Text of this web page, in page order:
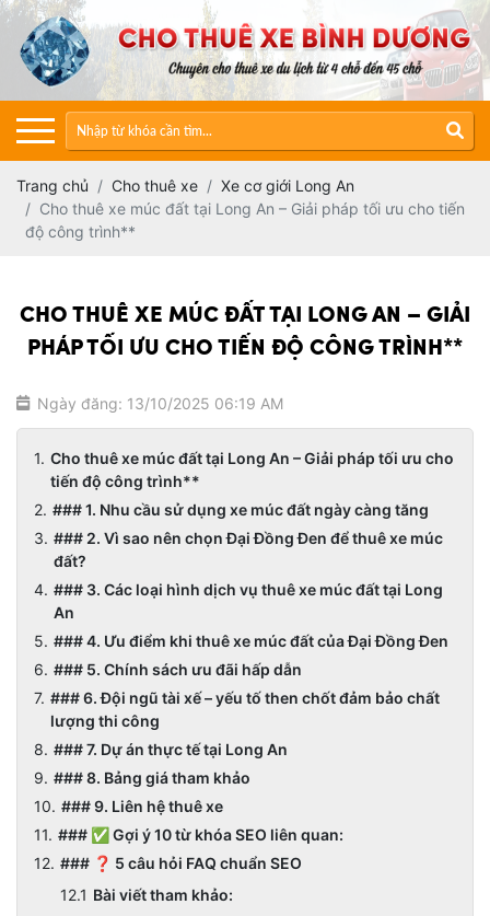
Trang chủ Cho thuê xe
Xe cơ giới Long An
Cho thuê xe múc đất tại Long An – Giải pháp tối ưu cho tiến
độ công trình**
CHO THUÊ XE MÚC ĐẤT TẠI LONG AN – GIẢI
PHÁP TỐI ƯU CHO TIẾN ĐỘ CÔNG TRÌNH**
Ngày đăng: 13/10/2025 06:19 AM
Cho thuê xe múc đất tại Long An – Giải pháp tối ưu cho
tiến độ công trình**
### 1. Nhu cầu sử dụng xe múc đất ngày càng tăng
### 2. Vì sao nên chọn Đại Đồng Đen để thuê xe múc
đất?
### 3. Các loại hình dịch vụ thuê xe múc đất tại Long
An
### 4. Ưu điểm khi thuê xe múc đất của Đại Đồng Đen
### 5. Chính sách ưu đãi hấp dẫn
### 6. Đội ngũ tài xế – yếu tố then chốt đảm bảo chất
lượng thi công
### 7. Dự án thực tế tại Long An
### 8. Bảng giá tham khảo
### 9. Liên hệ thuê xe
### ✅ Gợi ý 10 từ khóa SEO liên quan:
### ❓ 5 câu hỏi FAQ chuẩn SEO
Bài viết tham khảo: